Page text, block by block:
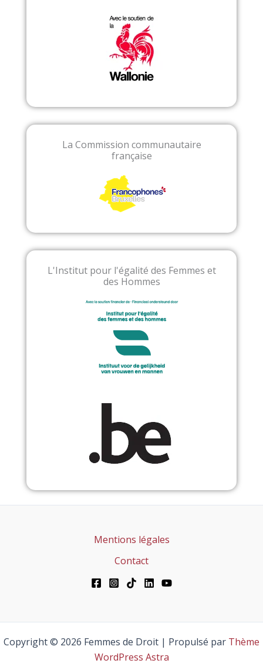
La Commission communautaire
française
L'Institut pour l'égalité des Femmes et
des Hommes
Mentions légales
Contact
Copyright © 2026 Femmes de Droit | Propulsé par Thème
WordPress Astra